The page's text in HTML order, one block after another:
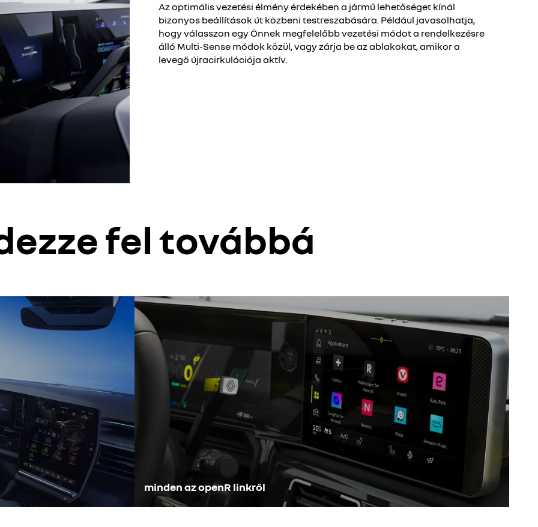
Az optimális vezetési élmény érdekében a jármű lehetőséget kínál
bizonyos beállítások út közbeni testreszabására. Például javasolhatja,
hogy válasszon egy Önnek megfelelőbb vezetési módot a rendelkezésre
álló Multi-Sense módok közül, vagy zárja be az ablakokat, amikor a
levegő újracirkulációja aktív.
fel továbbá
minden az openR linkről